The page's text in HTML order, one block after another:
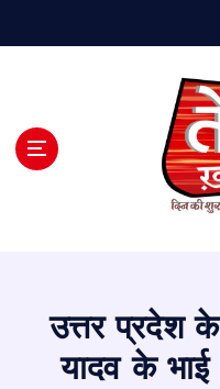
उत्तर प्रदेश
यादव के भाई